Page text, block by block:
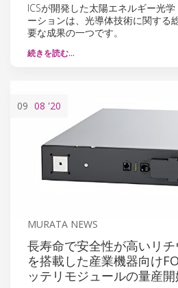
ICSが開発した太陽エネルギー光
ーションは、光導体技術に関する
要な成果の一つです。
続きを読む…
09 08 '20
MURATA NEWS
長寿命で安全性が高いリ
を搭載した産業機器向け
ッテリモジュールの量産